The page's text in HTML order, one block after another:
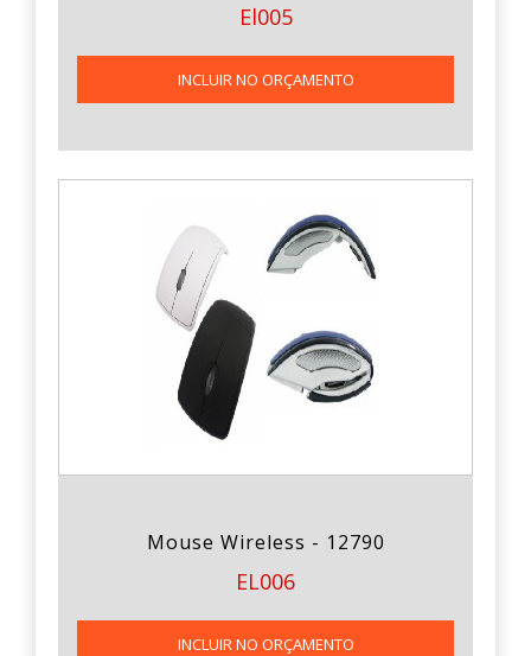
El005
INCLUIR NO ORÇAMENTO
Mouse Wireless - 12790
EL006
INCLUIR NO ORÇAMENTO